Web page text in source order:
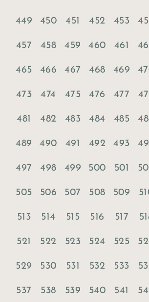
449 450 451 452 453
457 458 459 460 461
465 466 467 468 469
473 474 475 476 477
481 482 483 484 485
489 490 491 492 493
497 498 499 500 501
505 506 507 508 509
513 514 515 516 517
521 522 523 524 525
529 530 531 532 533
537 538 539 540 541